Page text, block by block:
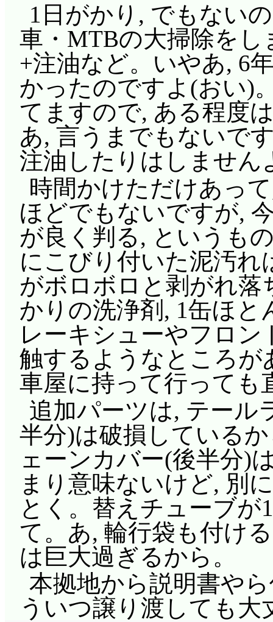
1日がかり, でもない
車・MTBの大掃除を
+注油など。いやあ, 6
かったのですよ(おい)
てますので, ある程度
あ, 言うまでもないで
注油したりはしません
時間かけただけあっ
ほどでもないですが,
が良く判る, というも
にこびり付いた泥汚れ
がボロボロと剥がれ
かりの洗浄剤, 1缶ほ
レーキシューやフロ
触するようなところが
車屋に持って行って
追加パーツは, テール
半分)は破損している
ェーンカバー(後半分)
まり意味ないけど, 別
とく。替えチューブ
て。あ, 輪行袋も付け
は巨大過ぎるから。
本拠地から説明書や
ういつ譲り渡しても大